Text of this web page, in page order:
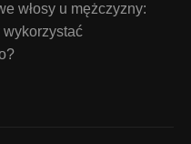
włosy u mężczyzny:
wykorzystać